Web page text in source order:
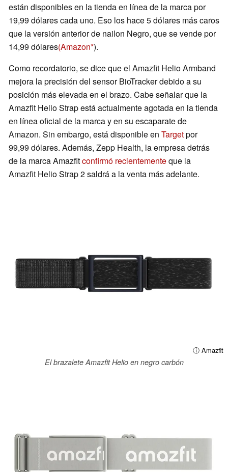
están disponibles en la tienda en línea de la marca por
19,99 dólares cada uno. Eso los hace 5 dólares más caros
que la versión anterior de nailon Negro, que se vende por
14,99 dólares(Amazon ).
Como recordatorio, se dice que el Amazfit Helio Armband
mejora la precisión del sensor BioTracker debido a su
posición más elevada en el brazo. Cabe señalar que la
Amazfit Helio Strap está actualmente agotada en la tienda
en línea oficial de la marca y en su escaparate de
Amazon. Sin embargo, está disponible en Targetpor
99,99 dólares. Además, Zepp Health, la empresa detrás
de la marca Amazfitconfirmó recientementeque la
Amazfit Helio Strap 2 saldrá a la venta más adelante.
ⓘ Amazfit
El brazalete Amazfit Helio en negro carbón